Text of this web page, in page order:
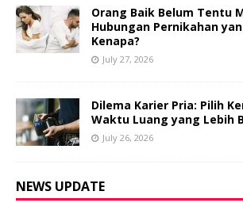
Orang Baik Belum Tentu
Hubungan Pernikahan
Kenapa?
July 27, 2026
Dilema Karier Pria: Pilih
Waktu Luang yang Lebih
July 26, 2026
NEWS UPDATE